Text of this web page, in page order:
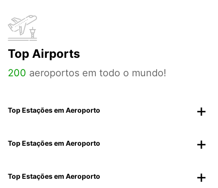
Top Airports
200 aeroportos em todo o mundo!
Top Estações em Aeroporto
Top Estações em Aeroporto
Top Estações em Aeroporto